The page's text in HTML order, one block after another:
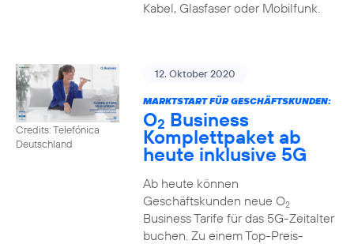
Kabel, Glasfaser oder Mobilfunk.
Credits: Telefónica
Deutschland
12. Oktober 2020
MARKTSTART FÜR GESCHÄFTSKUNDEN:
O2 Business
Komplettpaket ab
heute inklusive 5G
Ab heute können
Geschäftskunden neue O2
Business Tarife für das 5G-Zeitalter
buchen. Zu einem Top-Preis-